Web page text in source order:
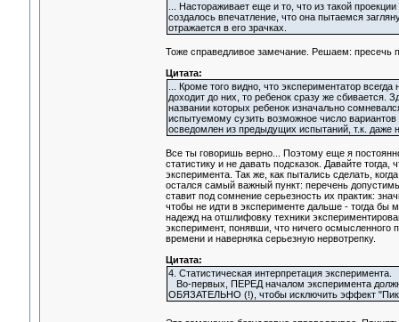
... Настораживает еще и то, что из такой
создалось впечатление, что она пытаемся
отражается в его зрачках.
Тоже справедливое замечание. Решаем: пресечь
Цитата:
... Кроме того видно, что экспериментатор
доходит до них, то ребенок сразу же сбивается.
названии которых ребенок изначально
испытуемому сузить возможное число
осведомлен из предыдущих испытаний, т.к. даже
Все ты говоришь верно... Поэтому еще я
статистику и не давать подсказок. Давайте
эксперимента. Так же, как пытались сделать,
остался самый важный пункт: перечень
ставит под сомнение серьезность их практик:
чтобы не идти в эксперименте дальше - тогда бы
надежд на отшлифовку техники
эксперимент, понявши, что ничего осмысленного
времени и наверняка серьезную нервотрепку.
Цитата:
4. Статистическая интерпретация эксперимента.
Во-первых, ПЕРЕД началом эксперимента
ОБЯЗАТЕЛЬНО (!), чтобы исключить эффект